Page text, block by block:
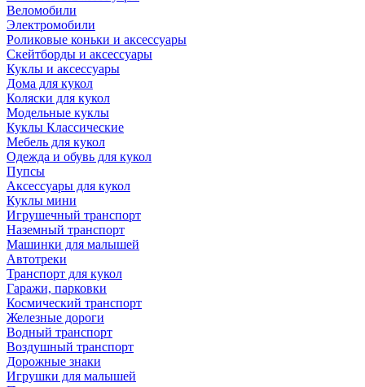
Веломобили
Электромобили
Роликовые коньки и аксессуары
Скейтборды и аксессуары
Куклы и аксессуары
Дома для кукол
Коляски для кукол
Модельные куклы
Куклы Классические
Мебель для кукол
Одежда и обувь для кукол
Пупсы
Аксессуары для кукол
Куклы мини
Игрушечный транспорт
Наземный транспорт
Машинки для малышей
Автотреки
Транспорт для кукол
Гаражи, парковки
Космический транспорт
Железные дороги
Водный транспорт
Воздушный транспорт
Дорожные знаки
Игрушки для малышей